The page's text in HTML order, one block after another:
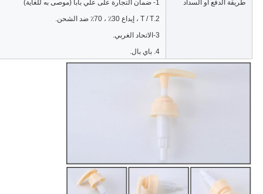
طريقة الدفع او السداد
1- ضمان التجارة على علي بابا (موصى به للغاية)
2.T / T ، إيداع 30٪ ، 70٪ ضد الشحن.
3-الاتحاد الغربي.
4. باي بال.